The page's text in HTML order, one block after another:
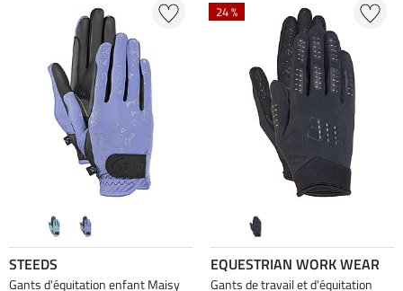
STEEDS
Gants d'équitation enfant Maisy
24 %
EQUESTRIAN WORK WEAR
Gants de travail et d'équitation